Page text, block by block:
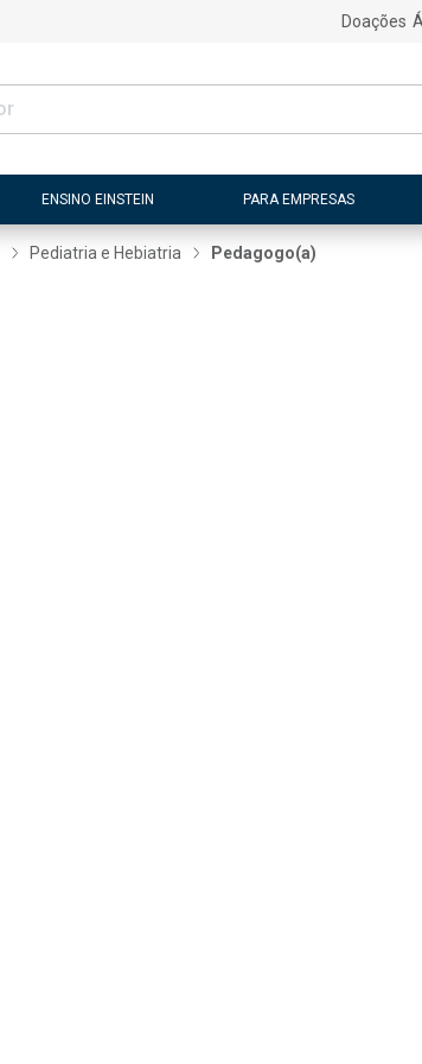
Doações
ENSINO EINSTEIN PARA EMPRESAS
Pediatria e Hebiatria Pedagogo(a)